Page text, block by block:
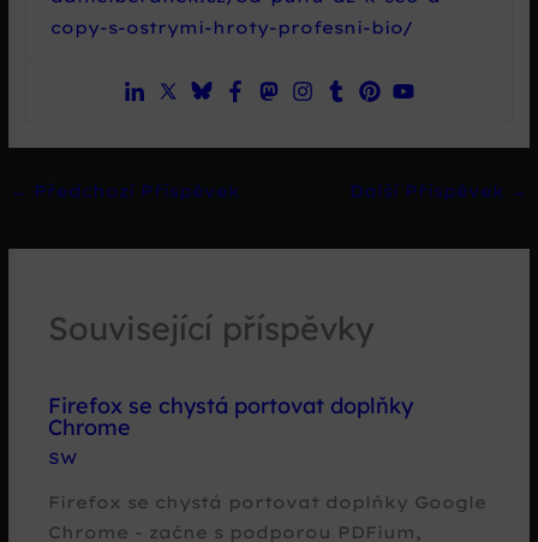
copy-s-ostrymi-hroty-profesni-bio/
← Předchozí Příspěvek Další Příspěvek →
Související příspěvky
Firefox se chystá portovat doplňky
Chrome
SW
Firefox se chystá portovat doplňky Google
Chrome - začne s podporou PDFium,